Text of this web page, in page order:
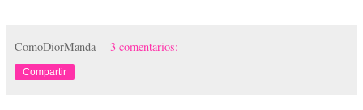
ComoDiorManda 3 comentarios:
Compartir